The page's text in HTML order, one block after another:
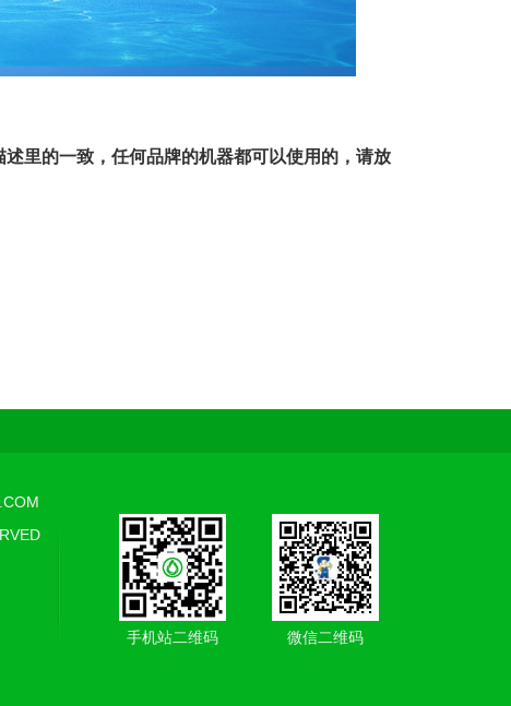
里的一致，任何品牌的机器都可以使用的，请放
手机站二维码 微信二维码